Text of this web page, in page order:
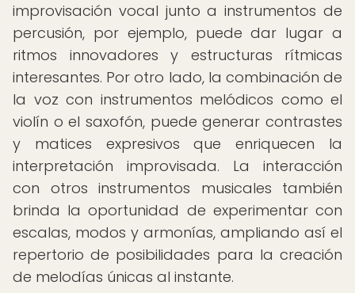
improvisación vocal junto a instrumentos de
percusión, por ejemplo, puede dar lugar a
ritmos innovadores y estructuras rítmicas
interesantes. Por otro lado, la combinación de
la voz con instrumentos melódicos como el
violín o el saxofón, puede generar contrastes
y matices expresivos que enriquecen la
interpretación improvisada. La interacción
con otros instrumentos musicales también
brinda la oportunidad de experimentar con
escalas, modos y armonías, ampliando así el
repertorio de posibilidades para la creación
de melodías únicas al instante.